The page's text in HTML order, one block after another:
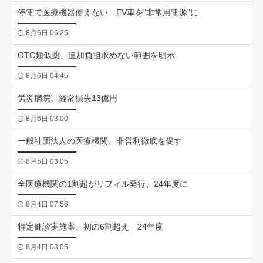
停電で医療機器使えない EV車を“非常用電源”に
8月6日 06:25
OTC類似薬、追加負担求めない範囲を明示
8月6日 04:45
労災病院、経常損失13億円
8月6日 03:00
一般社団法人の医療機関、非営利徹底を促す
8月5日 03:05
全医療機関の1割超がリフィル発行、24年度に
8月4日 07:56
特定健診実施率、初の6割超え 24年度
8月4日 03:05